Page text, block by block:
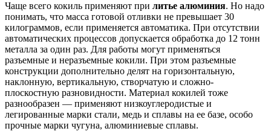
Чаще всего кокиль применяют при литье алюминия. Но надо
понимать, что масса готовой отливки не превышает 30
килограммов, если применяется автоматика. При отсутствии
автоматических процессов допускается обработка до 12 тонн
металла за один раз. Для работы могут применяться
разъемные и неразъемные кокили. При этом разъемные
конструкции дополнительно делят на горизонтальную,
наклонную, вертикальную, створчатую и сложно-
плоскостную разновидности. Материал кокилей тоже
разнообразен — применяют низкоуглеродистые и
легированные марки стали, медь и сплавы на ее базе, особо
прочные марки чугуна, алюминиевые сплавы.